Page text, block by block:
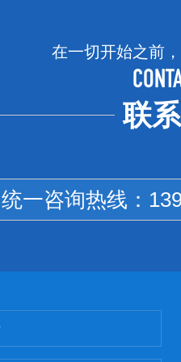
在一切开始之前
联
一咨询热线：